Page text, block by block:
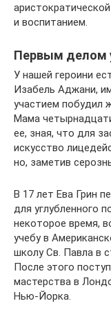
и воспитанием.
Первым делом
У нашей героини
Изабель Аджани,
участием побудил
Мама
ее, зная, что для
искусство
но, заметив
В 17 лет Ева Грин
для углубленного
некоторое время,
учебу в
школу Св. Павла в
После этого
мастерства в
Нью-Йорка.